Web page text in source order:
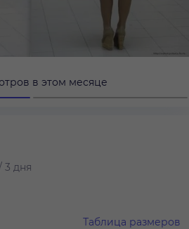
в этом месяце
3 дня
Таблица размеров